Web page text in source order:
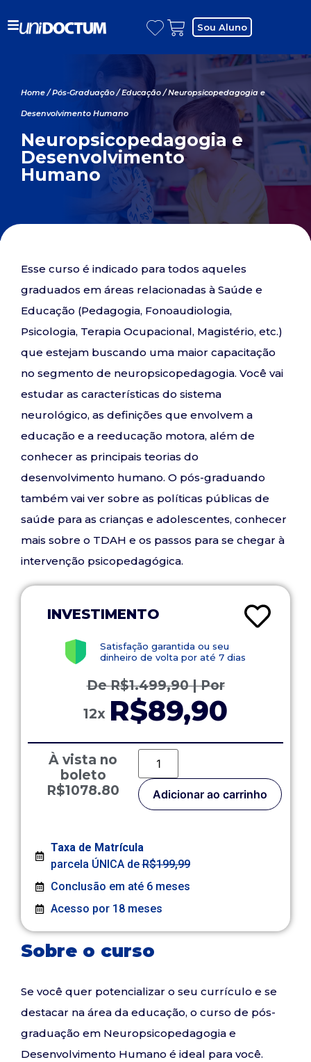
Sou Aluno
Home/Pós-Graduação/Educação/ Neuropsicopedagogia e
Desenvolvimento Humano
Neuropsicopedagogia e
Desenvolvimento
Humano
Esse curso é indicado para todos aqueles
graduados em áreas relacionadas à Saúde e
Educação (Pedagogia, Fonoaudiologia,
Psicologia, Terapia Ocupacional, Magistério, etc.)
que estejam buscando uma maior capacitação
no segmento de neuropsicopedagogia. Você vai
estudar as características do sistema
neurológico, as definições que envolvem a
educação e a reeducação motora, além de
conhecer as principais teorias do
desenvolvimento humano. O pós-graduando
também vai ver sobre as políticas públicas de
saúde para as crianças e adolescentes, conhecer
mais sobre o TDAH e os passos para se chegar à
intervenção psicopedagógica.
INVESTIMENTO
Satisfação garantida ou seu
dinheiro de volta por até 7 dias
DeR$1.499,90| Por
12x R$89,90
À vista no
boleto
R$1078.80
Adicionar ao carrinho
Taxa de Matrícula
parcela ÚNICA deR$199,99
Conclusão em até 6 meses
Acesso por 18 meses
Sobre o curso
Se você quer potencializar o seu currículo e se
destacar na área da educação, o curso de pós-
graduação em Neuropsicopedagogia e
Desenvolvimento Humano é ideal para você.